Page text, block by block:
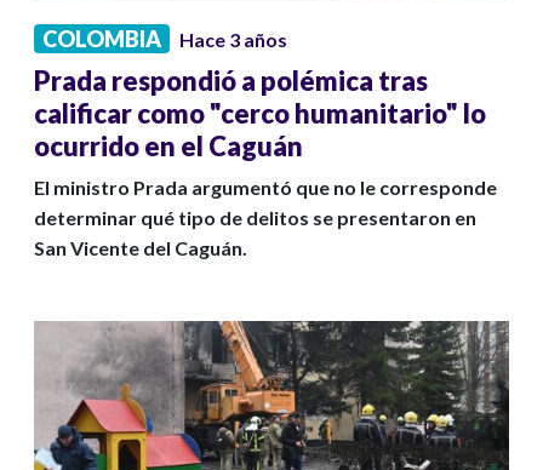
COLOMBIA Hace 3 años
Prada respondió a polémica tras
calificar como "cerco humanitario" lo
ocurrido en el Caguán
El ministro Prada argumentó que no le corresponde
determinar qué tipo de delitos se presentaron en
San Vicente del Caguán.